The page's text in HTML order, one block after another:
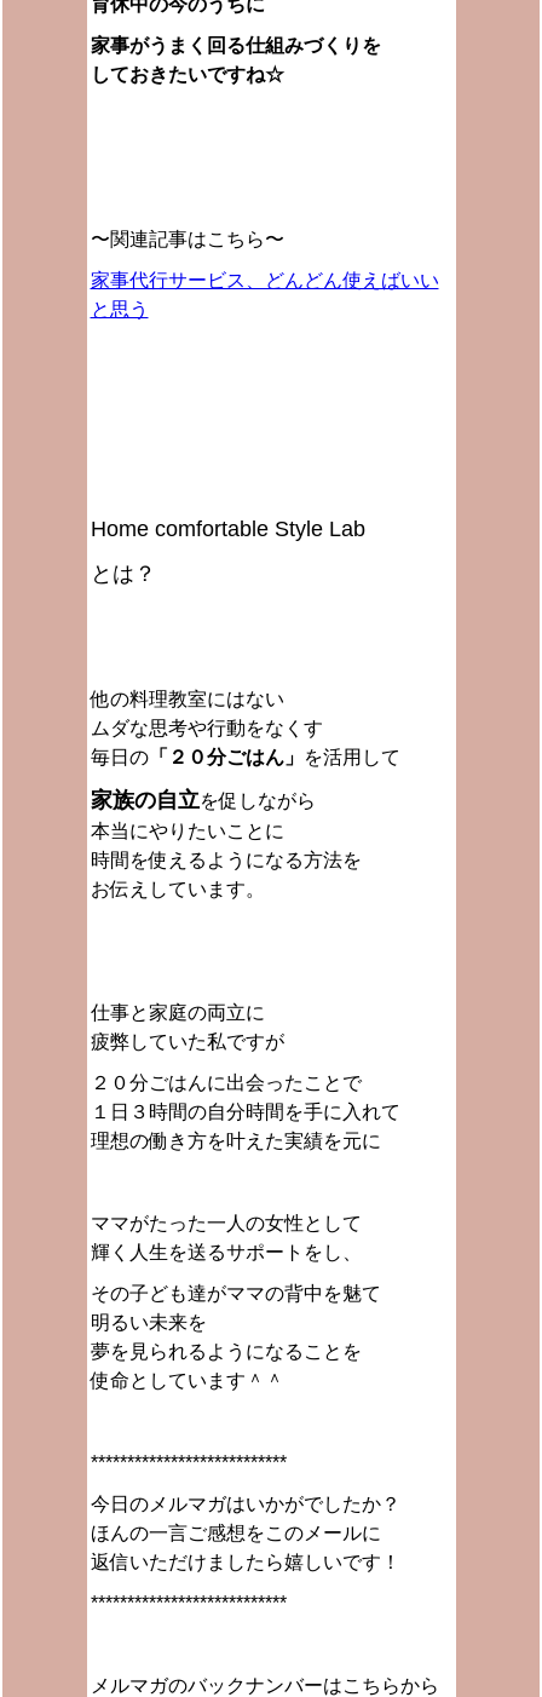
育休中の今のうちに
家事がうまく回る仕組みづくりを
しておきたいですね☆
〜関連記事はこちら〜
家事代行サービス、どんどん使えばいい
と思う
Home comfortable Style Lab
とは？
他の料理教室にはない
ムダな思考や行動をなくす
毎日の「２０分ごはん」 を活用して
家族の自立を促しながら
本当にやりたいことに
時間を使えるようになる方法を
お伝えしています。
仕事と家庭の両立に
疲弊していた私ですが
２０分ごはんに出会ったことで
１日３時間の自分時間を手に入れて
理想の働き方を叶えた実績を元に
ママがたった一人の女性として
輝く人生を送るサポートをし、
その子ども達がママの背中を魅て
明るい未来を
夢を見られるようになることを
使命としています＾＾
***************************
今日のメルマガはいかがでしたか？
ほんの一言ご感想をこのメールに
返信いただけましたら嬉しいです！
***************************
メルマガのバックナンバーはこちらから